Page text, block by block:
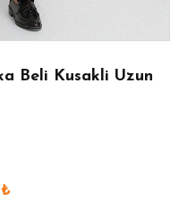
Beli Kusakli Uzun
₺